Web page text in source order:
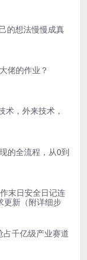
的想法慢慢成真
佬的作业？
术，外来技术，
的全流程，从0到
末日安全日记连
更新（附详细步
千亿级产业赛道